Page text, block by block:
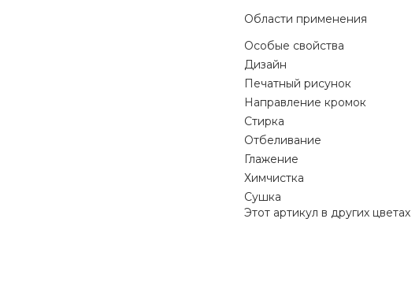
Области применения
Особые свойства
Дизайн
Печатный рисунок
Направление кромок
Стирка
Отбеливание
Глажение
Химчистка
Сушка
Этот артикул в других цветах